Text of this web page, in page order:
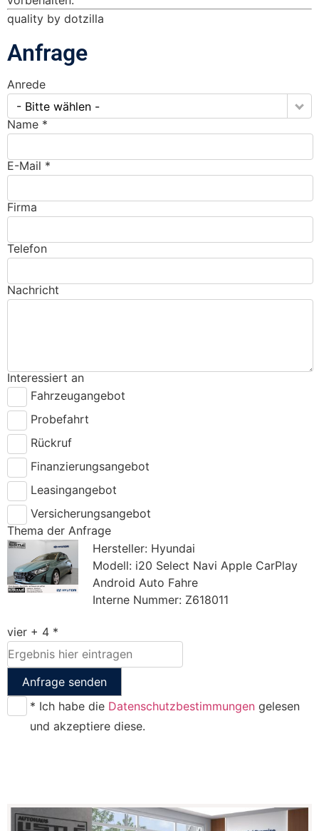
quality by dotzilla
Anfrage
Anrede
- Bitte wählen -
Name *
E-Mail *
Firma
Telefon
Nachricht
Interessiert an
Fahrzeugangebot
Probefahrt
Rückruf
Finanzierungsangebot
Leasingangebot
Versicherungsangebot
Thema der Anfrage
Hersteller: Hyundai
Modell: i20 Select Navi Apple CarPlay
Android Auto Fahre
Interne Nummer: Z618011
vier + 4 *
Anfrage senden
* Ich habe die Datenschutzbestimmungen gelesen
und akzeptiere diese.